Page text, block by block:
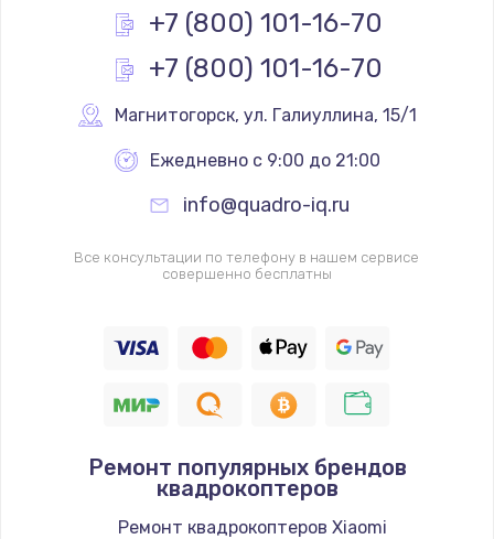
Заказать
Замена реле
Замена термопредохранителя
700 руб.
Заказать
2500 руб.
1400 руб.
Заказать
+7 (800) 101-16-70
+7 (800) 101-16-70
Магнитогорск, ул. Галиуллина, 15/1
Ежедневно с 9:00 до 21:00
info@quadro-iq.ru
Все консультации по телефону в нашем сервисе
совершенно бесплатны
Ремонт популярных брендов
квадрокоптеров
Ремонт квадрокоптеров Xiaomi